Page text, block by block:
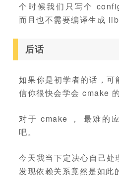
个时候我们只写个
而且也不需要编译生成 lib
后话
如果你是初学者的话，可
信你很快会学会 cmake 的
对于 cmake ， 最难的
吧。
今天我当下定决心自己处
发现依赖关系竟然是如此